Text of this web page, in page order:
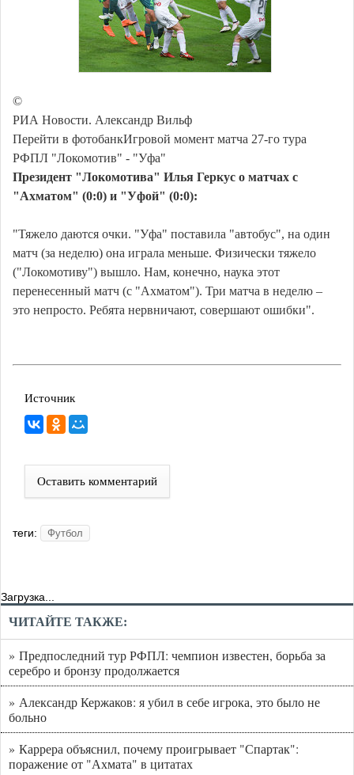
©
РИА Новости. Александр Вильф
Перейти в фотобанкИгровой момент матча 27-го тура
РФПЛ "Локомотив" - "Уфа"
Президент "Локомотива" Илья Геркус о матчах с
"Ахматом" (0:0) и "Уфой" (0:0):
"Тяжело даются очки. "Уфа" поставила "автобус", на один
матч (за неделю) она играла меньше. Физически тяжело
("Локомотиву") вышло. Нам, конечно, наука этот
перенесенный матч (с "Ахматом"). Три матча в неделю –
это непросто. Ребята нервничают, совершают ошибки".
Источник
Оставить комментарий
теги: Футбол
Загрузка...
ЧИТАЙТЕ ТАКЖЕ:
» Предпоследний тур РФПЛ: чемпион известен, борьба за
серебро и бронзу продолжается
» Александр Кержаков: я убил в себе игрока, это было не
больно
» Каррера объяснил, почему проигрывает "Спартак":
поражение от "Ахмата" в цитатах